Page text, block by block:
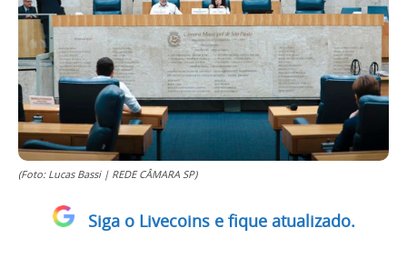
(Foto: Lucas Bassi | REDE CÂMARA SP)
Siga o Livecoins e fique atualizado.